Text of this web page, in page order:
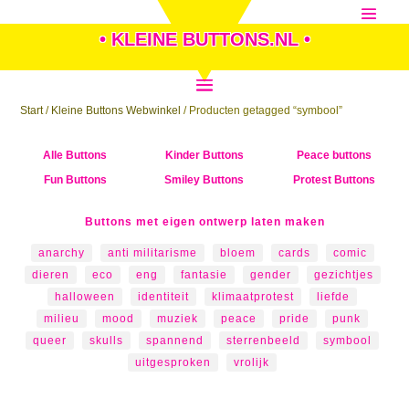
• KLEINE BUTTONS.NL •
Start/ Kleine Buttons Webwinkel / Producten getagged “symbool”
Alle Buttons
Fun Buttons
Kinder Buttons
Smiley Buttons
Peace buttons
Protest Buttons
Buttons met eigen ontwerp laten maken
anarchy anti militarisme bloem cards
comic
dieren
eco eng fantasie gender
gezichtjes
halloween
identiteit klimaatprotest
liefde
milieu
mood muziek peace pride
punk
queer
skulls spannend sterrenbeeld
symbool
uitgesproken
vrolijk